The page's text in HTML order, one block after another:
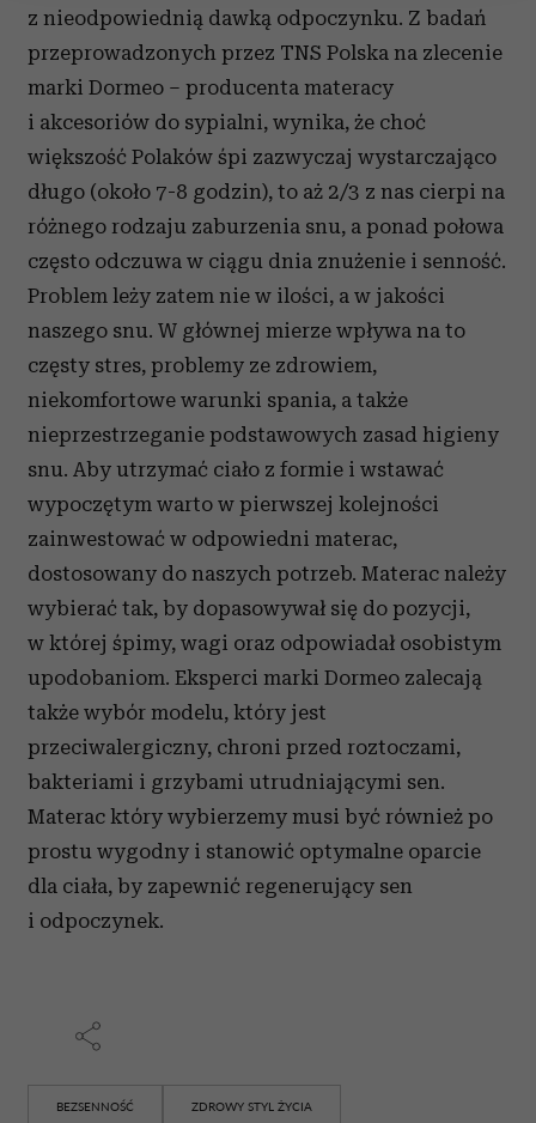
Wykorzystujemy pliki cookie do spersonalizowania treści
i reklam, aby oferować funkcje społecznościowe i
analizować ruch w naszej witrynie. Informacje o tym, jak
korzystasz z naszej witryny, udostępniamy partnerom
społecznościowym, reklamowym i analitycznym.
Partnerzy mogą połączyć te informacje z innymi danymi
otrzymanymi od Ciebie lub uzyskanymi podczas
korzystania z ich usług.
z nieodpowiednią dawką odpoczynku. Z badań
przeprowadzonych przez TNS Polska na zlecenie
marki Dormeo – producenta materacy
i akcesoriów do sypialni, wynika, że choć
większość Polaków śpi zazwyczaj wystarczająco
długo (około 7-8 godzin), to aż 2/3 z nas cierpi na
różnego rodzaju zaburzenia snu, a ponad połowa
często odczuwa w ciągu dnia znużenie i senność.
Problem leży zatem nie w ilości, a w jakości
naszego snu. W głównej mierze wpływa na to
częsty stres, problemy ze zdrowiem,
niekomfortowe warunki spania, a także
nieprzestrzeganie podstawowych zasad higieny
snu. Aby utrzymać ciało z formie i wstawać
wypoczętym warto w pierwszej kolejności
zainwestować w odpowiedni materac,
dostosowany do naszych potrzeb. Materac należy
wybierać tak, by dopasowywał się do pozycji,
w której śpimy, wagi oraz odpowiadał osobistym
upodobaniom. Eksperci marki Dormeo zalecają
także wybór modelu, który jest
przeciwalergiczny, chroni przed roztoczami,
bakteriami i grzybami utrudniającymi sen.
Materac który wybierzemy musi być również po
prostu wygodny i stanowić optymalne oparcie
dla ciała, by zapewnić regenerujący sen
i odpoczynek.
BEZSENNOŚĆ ZDROWY STYL ŻYCIA